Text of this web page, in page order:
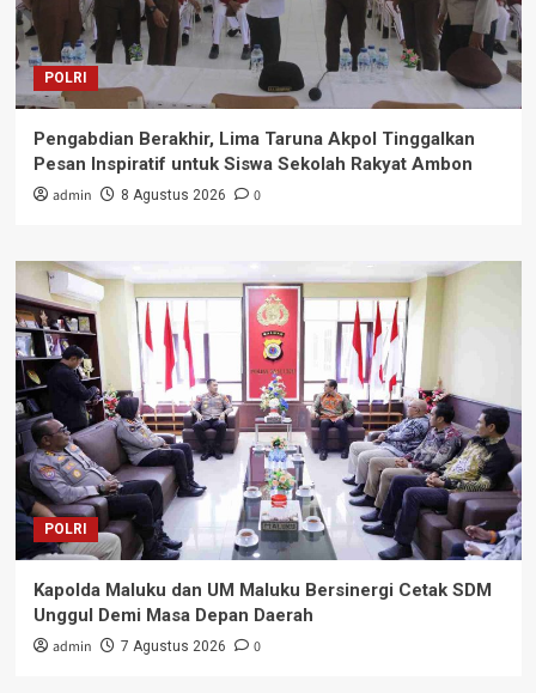
POLRI
Pengabdian Berakhir, Lima Taruna Akpol Tinggalkan
Pesan Inspiratif untuk Siswa Sekolah Rakyat Ambon
admin 8 Agustus 2026 0
POLRI
Kapolda Maluku dan UM Maluku Bersinergi Cetak SDM
Unggul Demi Masa Depan Daerah
admin 7 Agustus 2026 0